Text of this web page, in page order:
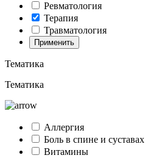
Ревматология
Терапия
Травматология
Применить
Тематика
Тематика
Аллергия
Боль в спине и суставах
Витамины